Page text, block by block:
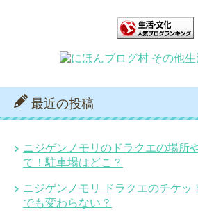
最近の投稿
ニジゲンノモリのドラクエの場所
て！駐車場はどこ？
ニジゲンノモリ ドラクエのチケッ
でも変わらない？